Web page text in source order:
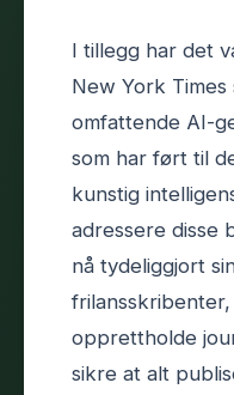
I tillegg har det
New York
omfattende AI-
som har ført til
kunstig
adressere disse
nå tydeliggjort
frilansskribenter,
opprettholde
sikre at alt